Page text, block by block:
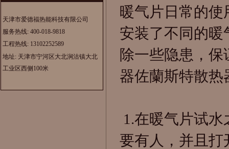
天津市爱德福热能科技有限公司
服务热线:400-018-9818
工程热线:13102252589
地址: 天津市宁河区大北涧沽镇大北
工业区西侧100米
暖气片日常的
安装了不同的
除一些隐患，
器佐蘭斯特散热
1.在暖气片试
要有人，并且打